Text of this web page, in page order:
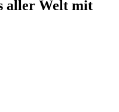
aller Welt mit